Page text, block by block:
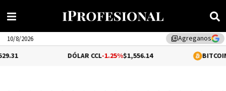
library_addAgreganos
10/8/2026
-1.25%$1,556.14 -0.07%